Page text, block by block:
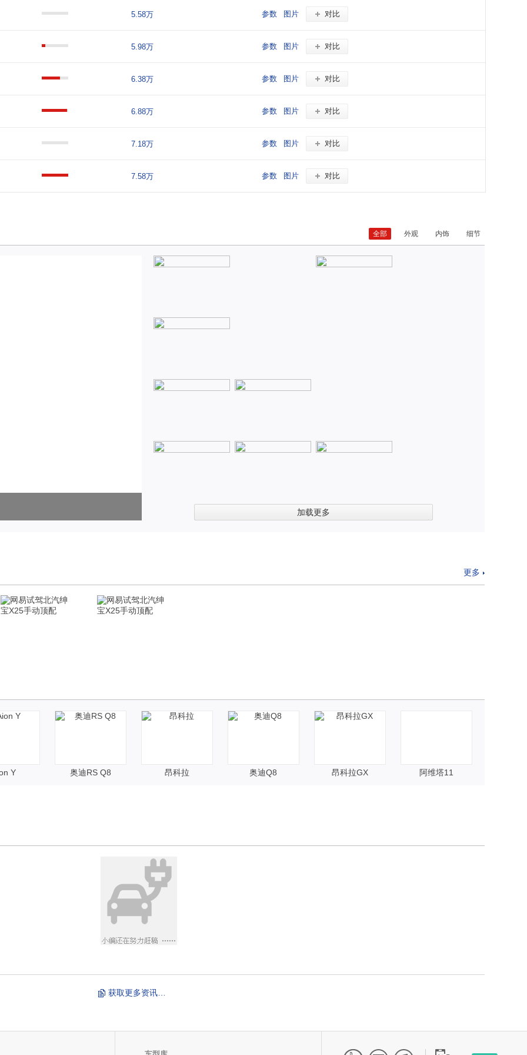
5.58万 参数 图片 对比
5.98万 参数 图片 对比
6.38万 参数 图片 对比
6.88万 参数 图片 对比
7.18万 参数 图片 对比
7.58万 参数 图片 对比
全部 外观 内饰 细节
加载更多
更多
Y 奥迪RS Q8 昂科拉 奥迪Q8 昂科拉GX 阿维塔11
获取更多资讯…